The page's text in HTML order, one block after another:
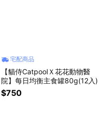
宅配商品
【貓侍CatpoolＸ花花動物醫
院】每日均衡主食罐80g(12入)
$750